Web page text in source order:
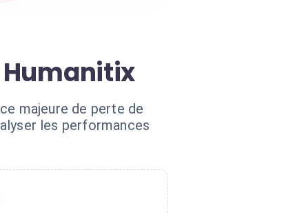
majeure de perte de
les performances